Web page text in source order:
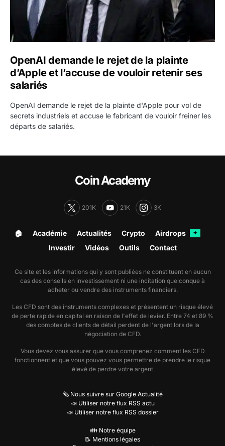
OpenAI demande le rejet de la plainte
d’Apple et l’accuse de vouloir retenir ses
salariés
OpenAI demande le rejet de la plainte d'Apple pour vol de
secrets industriels et accuse le fabricant de vouloir freiner les
départs de salariés.
Coin Academy
201K 21K 3K
🏠︎ Académie Actualités Crypto Airdrops ✦
Investir Vidéos Outils Contact
Ce site et les informations qui y sont publiées ne constituent en aucun
cas des conseils en investissement ni une incitation quelconque à
acheter ou vendre des instruments financiers.
Les CFD sont des instruments complexes et présentent un risque élevé
de perte rapide en capital en raison de l'effet de levier. Entre 74 et 89 %
des comptes de clients de détail perdent de l'argent lors de la
négociation de CFD.
Vous devez vous assurer que vous comprenez comment les CFD
fonctionnent et que vous pouvez vous permettre de prendre le risque
élevé de perdre votre argent
🗞️ Nous suivre sur Google Actualité
📣 Utiliser notre flux RSS actu
📣 Utiliser notre flux RSS dossier
👪 Notre équipe
📝 Mentions légales